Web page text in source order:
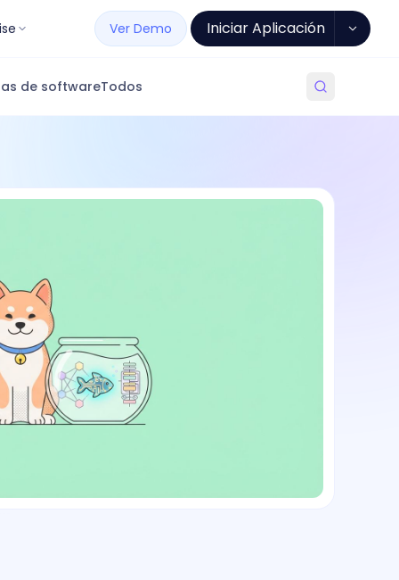
Ver Demo Iniciar Aplicación
de softwareTodos